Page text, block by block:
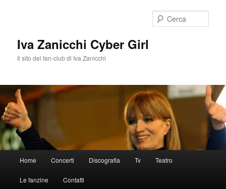
Iva Zanicchi Cyber Girl
Il sito del fan-club di Iva Zanicchi
principale
Home Concerti Discografia Tv Teatro
Le fanzine Contatti